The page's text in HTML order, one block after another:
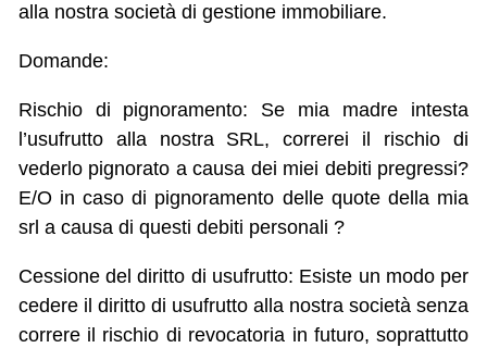
alla nostra società di gestione immobiliare.
Domande:
Rischio di pignoramento: Se mia madre intesta
l’usufrutto alla nostra SRL, correrei il rischio di
vederlo pignorato a causa dei miei debiti pregressi?
E/O in caso di pignoramento delle quote della mia
srl a causa di questi debiti personali ?
Cessione del diritto di usufrutto: Esiste un modo per
cedere il diritto di usufrutto alla nostra società senza
correre il rischio di revocatoria in futuro, soprattutto